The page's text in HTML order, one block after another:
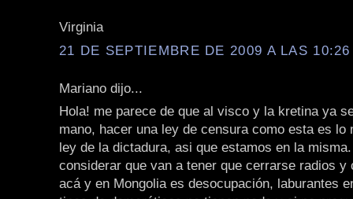
Virginia
21 DE SEPTIEMBRE DE 2009 A LAS
Mariano dijo...
Hola! me parece de que al visco y la kretina ya
mano, hacer una ley de censura como esta es lo
ley de la dictadura, asi que estamos en la
considerar que van a tener que cerrarse radios y
acá y en Mongolia es desocupación, laburantes